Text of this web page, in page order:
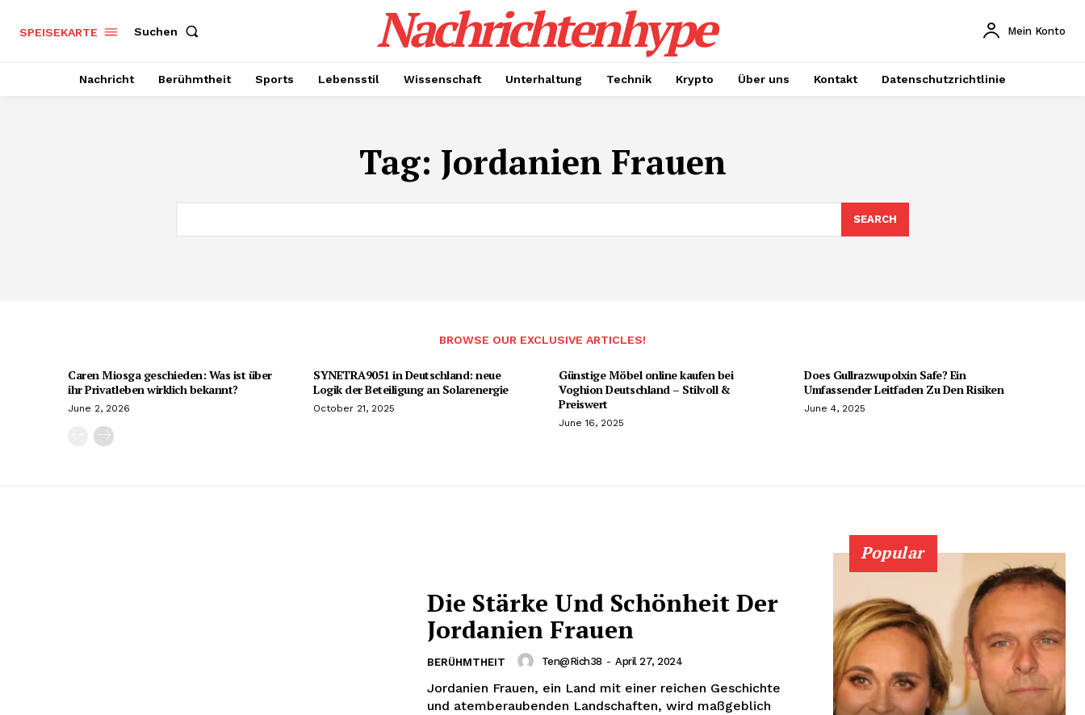
SPEISEKARTE Suchen Nachrichtenhype Mein Konto
Nachricht Berühmtheit Sports Lebensstil Wissenschaft Unterhaltung Technik Krypto Über uns Kontakt Datenschutzrichtlinie
Tag: Jordanien Frauen
SEARCH
BROWSE OUR EXCLUSIVE ARTICLES!
Caren Miosga geschieden: Was ist über
ihr Privatleben wirklich bekannt?
June 2, 2026
SYNETRA9051 in Deutschland: neue
Logik der Beteiligung an Solarenergie
October 21, 2025
Günstige Möbel online kaufen bei
Voghion Deutschland – Stilvoll &
Preiswert
June 16, 2025
Does Gullrazwupolxin Safe? Ein
Umfassender Leitfaden Zu Den Risiken
June 4, 2025
Die Stärke Und Schönheit Der
Jordanien Frauen
BERÜHMTHEIT Ten@rich38 - April 27, 2024
Jordanien Frauen, ein Land mit einer reichen Geschichte
und atemberaubenden Landschaften, wird maßgeblich
Popular